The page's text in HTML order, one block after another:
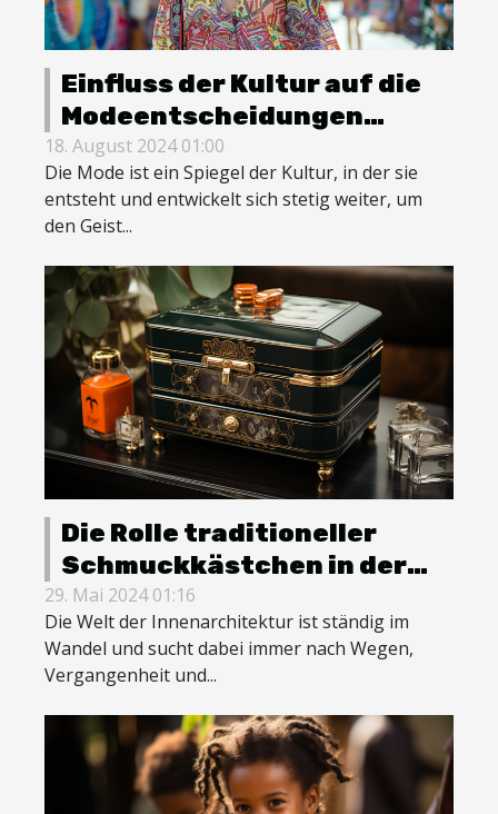
Einfluss der Kultur auf die
Modeentscheidungen
moderner Frauen
18. August 2024 01:00
Die Mode ist ein Spiegel der Kultur, in der sie
entsteht und entwickelt sich stetig weiter, um
den Geist...
Die Rolle traditioneller
Schmuckkästchen in der
modernen Innenarchitektur
29. Mai 2024 01:16
Die Welt der Innenarchitektur ist ständig im
Wandel und sucht dabei immer nach Wegen,
Vergangenheit und...